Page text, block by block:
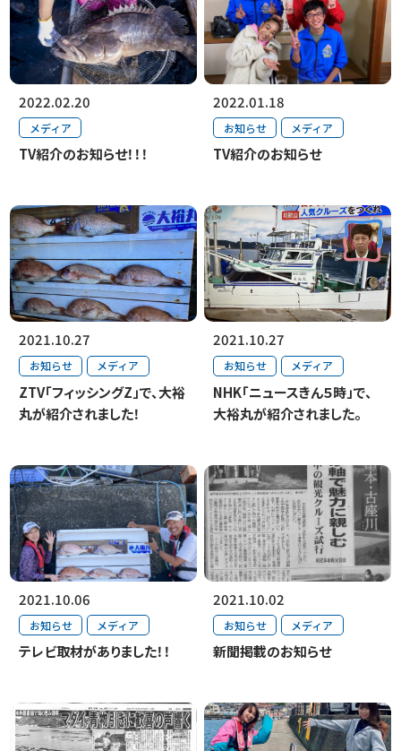
2022.02.20
メディア
TV紹介のお知らせ！！！
2022.01.18
お知らせ メディア
TV紹介のお知らせ
2021.10.27
お知らせ メディア
ZTV「フィッシングZ」で、大裕
丸が紹介されました！
2021.10.27
お知らせ メディア
NHK「ニュースきん５時」で、
大裕丸が紹介されました。
2021.10.06
お知らせ メディア
テレビ取材がありました！！
2021.10.02
お知らせ メディア
新聞掲載のお知らせ